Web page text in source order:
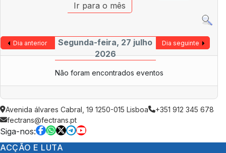
Ir para o mês
Dia anterior
Segunda-feira, 27 julho
2026
Dia seguinte
Não foram encontrados eventos
Avenida álvares Cabral, 19 1250-015 Lisboa
+351 912 345 678
fectrans@fectrans.pt
Siga-nos:
ACÇÃO E LUTA
AGOSTO é também de denúncia pública e de
exigência: mais profissionais de saúde, mais
condições de trabalho e mais SNS
Trabalhadores da Super Bock conquistam aumento
salarial